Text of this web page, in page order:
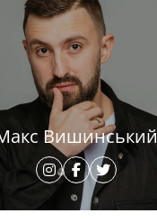
Вишинський